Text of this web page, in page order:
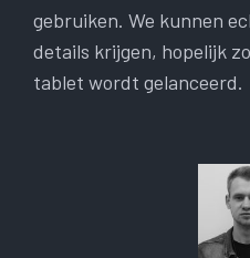
gebruiken. We kunnen
details krijgen, hopelijk
tablet wordt gelanceerd.